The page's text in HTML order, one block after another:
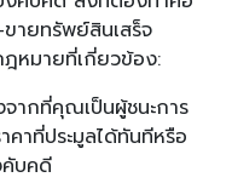
ขายทรัพย์สินเสร็จ
หมายที่เกี่ยวข้อง:
จากที่คุณเป็นผู้ชนะการ
คาที่ประมูลได้ทันทีหรือ
คับคดี